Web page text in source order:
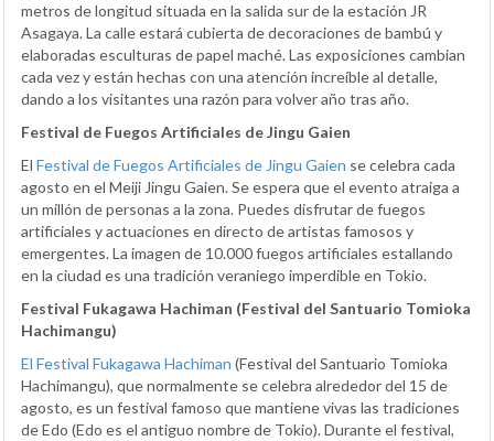
metros de longitud situada en la salida sur de la estación JR
Asagaya. La calle estará cubierta de decoraciones de bambú y
elaboradas esculturas de papel maché. Las exposiciones cambian
cada vez y están hechas con una atención increíble al detalle,
dando a los visitantes una razón para volver año tras año.
Festival de Fuegos Artificiales de Jingu Gaien
El Festival de Fuegos Artificiales de Jingu Gaien se celebra cada
agosto en el Meiji Jingu Gaien. Se espera que el evento atraiga a
un millón de personas a la zona. Puedes disfrutar de fuegos
artificiales y actuaciones en directo de artistas famosos y
emergentes. La imagen de 10.000 fuegos artificiales estallando
en la ciudad es una tradición veraniego imperdible en Tokio.
Festival Fukagawa Hachiman (Festival del Santuario Tomioka
Hachimangu)
El Festival Fukagawa Hachiman (Festival del Santuario Tomioka
Hachimangu), que normalmente se celebra alrededor del 15 de
agosto, es un festival famoso que mantiene vivas las tradiciones
de Edo (Edo es el antiguo nombre de Tokio). Durante el festival,